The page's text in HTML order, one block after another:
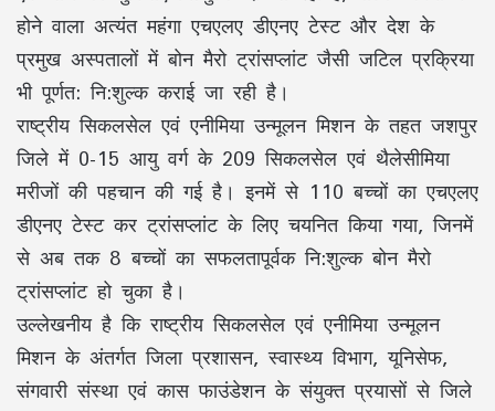
होने वाला अत्यंत महंगा एचएलए डीएनए टेस्ट और देश के
प्रमुख अस्पतालों में बोन मैरो ट्रांसप्लांट जैसी जटिल प्रक्रिया
भी पूर्णत: नि:शुल्क कराई जा रही है।
राष्ट्रीय सिकलसेल एवं एनीमिया उन्मूलन मिशन के तहत जशपुर
जिले में 0-15 आयु वर्ग के 209 सिकलसेल एवं थैलेसीमिया
मरीजों की पहचान की गई है। इनमें से 110 बच्चों का एचएलए
डीएनए टेस्ट कर ट्रांसप्लांट के लिए चयनित किया गया, जिनमें
से अब तक 8 बच्चों का सफलतापूर्वक नि:शुल्क बोन मैरो
ट्रांसप्लांट हो चुका है।
उल्लेखनीय है कि राष्ट्रीय सिकलसेल एवं एनीमिया उन्मूलन
मिशन के अंतर्गत जिला प्रशासन, स्वास्थ्य विभाग, यूनिसेफ,
संगवारी संस्था एवं कास फाउंडेशन के संयुक्त प्रयासों से जिले